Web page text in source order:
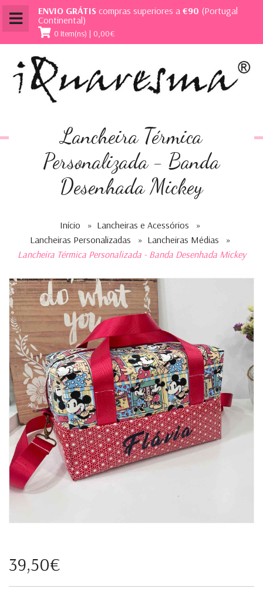
ENVIO GRÁTIS compras superiores a €90 (Portugal
Continental)
0 Item(ns) | 0,00€
Lancheira Térmica
Personalizada - Banda
Desenhada Mickey
Início » Lancheiras e Acessórios
»
Lancheiras Personalizadas
» Lancheiras Médias
»
Lancheira Térmica Personalizada - Banda Desenhada Mickey
39,50€